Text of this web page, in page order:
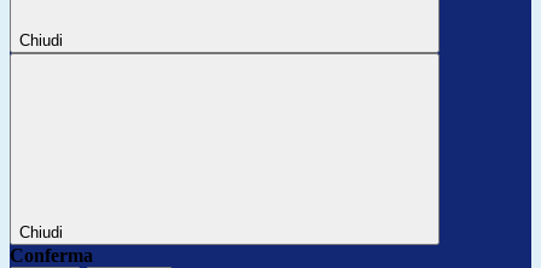
Chiudi
Chiudi
Conferma